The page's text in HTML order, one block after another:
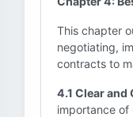
This chapter
negotiating,
contracts to
4.1 Clear and
importance of